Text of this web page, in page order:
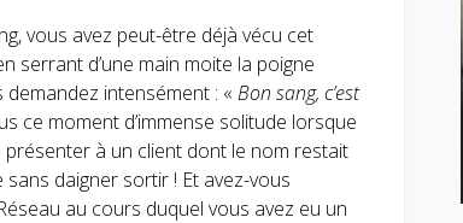
vous avez peut-être déjà vécu cet
serrant d’une main moite la poigne
demandez intensément : « Bon sang, c’est
ce moment d’immense solitude lorsque
à un client dont le nom restait
daigner sortir ! Et avez-vous
au cours duquel vous avez eu un